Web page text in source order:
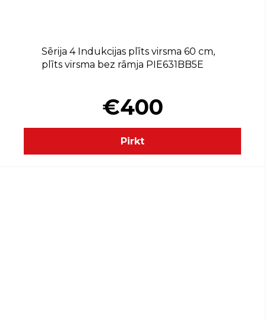
Sērija 4 Indukcijas plīts virsma 60 cm,
plīts virsma bez rāmja PIE631BB5E
€400
Pirkt